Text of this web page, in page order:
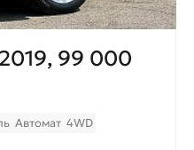
99 000
Автомат 4WD